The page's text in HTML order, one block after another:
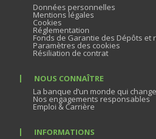
Données personnelles
Mentions légales
Cookies
Réglementation
Fonds de Garantie des Dépôts et
Paramètres des cookies
Résiliation de contrat
NOUS CONNAÎTRE
La banque d’un monde qui change
Nos engagements responsables
Emploi & Carrière
INFORMATIONS